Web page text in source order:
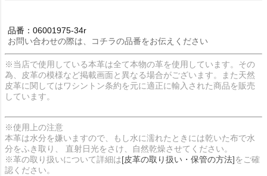
品番：06001975-34r
お問い合わせの際は、コチラの品番をお伝えください
※当店で使用している本革は全て本物の革を使用しています。その
為、皮革の模様など掲載画面と異なる場合がございます。また天然
皮革に関してはワシントン条約を元に適正に輸入された商品を販売
しています。
※使用上の注意
本革は水分を嫌いますので、もし水に濡れたときには乾いた布で水
分をふき取り、 直射日光をさけ、自然乾燥させてください。
※革の取り扱いについて詳細は[皮革の取り扱い・保管の方法]をご確
認ください。